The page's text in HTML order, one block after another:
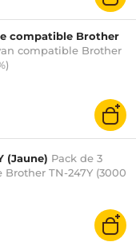
compatible Brother
compatible Brother
(Jaune) Pack de 3
TN-247Y (3000